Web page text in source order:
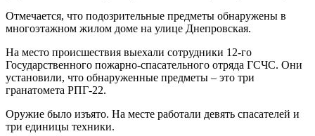
Отмечается, что подозрительные предметы обнаружены в
многоэтажном жилом доме на улице Днепровская.
На место происшествия выехали сотрудники 12-го
Государственного пожарно-спасательного отряда ГСЧС. Они
установили, что обнаруженные предметы – это три
гранатомета РПГ-22.
Оружие было изъято. На месте работали девять спасателей и
три единицы техники.